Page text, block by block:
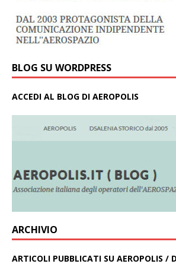
BLOG SU WORDPRESS
ACCEDI AL BLOG DI AEROPOLIS
ARCHIVIO
ARTICOLI PUBBLICATI SU AEROPOLIS /